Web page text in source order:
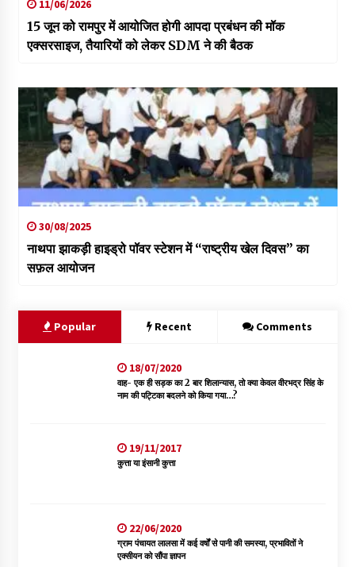
11/06/2026
15 जून को रामपुर में आयोजित होगी आपदा प्रबंधन की मॉक
एक्सरसाइज, तैयारियों को लेकर SDM ने की बैठक
30/08/2025
नाथपा झाकड़ी हाइड्रो पॉवर स्टेशन में “राष्ट्रीय खेल दिवस” का
सफ़ल आयोजन
Popular Recent Comments
18/07/2020
वाह- एक ही सड़क का 2 बार शिलान्यास, तो क्या केवल वीरभद्र सिंह के
नाम की पट्टिका बदलने को किया गया…?
19/11/2017
कुत्ता या इंसानी कुत्ता
22/06/2020
ग्राम पंचायत लालसा में कई वर्षों से पानी की समस्या, प्रभावितों ने
एक्सीयन को सौंपा ज्ञापन